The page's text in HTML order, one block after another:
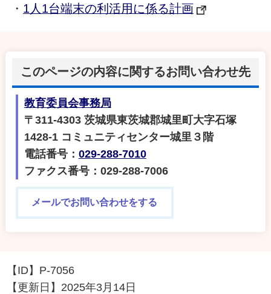
・ 1人1台端末の利活用に係る計画
このページの内容に関するお問い合わせ先
教育委員会事務局
〒311-4303 茨城県東茨城郡城里町大字石塚
1428‐1 コミュニティセンター城里３階
電話番号： 029-288-7010
ファクス番号：029-288-7006
メールでお問い合わせをする
【ID】 P-7056
【更新日】 2025年3月14日